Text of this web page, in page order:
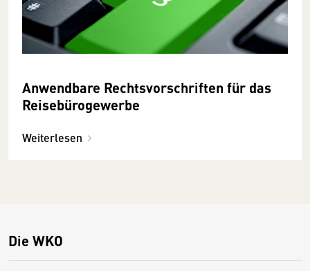
Anwendbare Rechtsvorschriften für das
Reisebürogewerbe
Weiterlesen
Die WKO